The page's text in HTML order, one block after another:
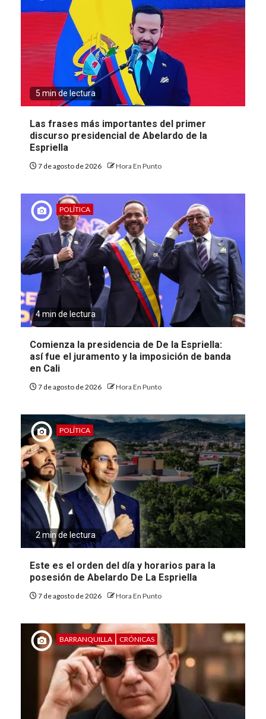
5 min de lectura
Las frases más importantes del primer
discurso presidencial de Abelardo de la
Espriella
7 de agosto de 2026 Hora En Punto
POLÍTICA
4 min de lectura
Comienza la presidencia de De la Espriella:
así fue el juramento y la imposición de banda
en Cali
7 de agosto de 2026 Hora En Punto
POLÍTICA
2 min de lectura
Este es el orden del día y horarios para la
posesión de Abelardo De La Espriella
7 de agosto de 2026 Hora En Punto
BARRANQUILLA CRÓNICAS